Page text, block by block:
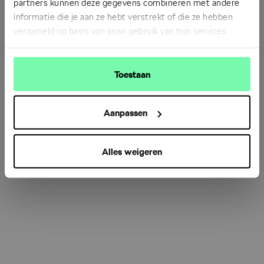
partners kunnen deze gegevens combineren met andere
informatie die je aan ze hebt verstrekt of die ze hebben
verzameld op basis van jouw gebruik van hun services.
Toestaan
Aanpassen
Alles weigeren